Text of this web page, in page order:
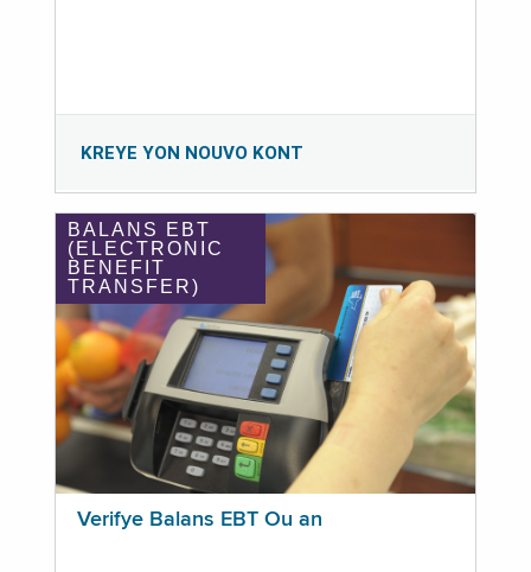
KREYE YON NOUVO KONT
BALANS EBT
(ELECTRONIC
BENEFIT
TRANSFER)
Verifye Balans EBT Ou an